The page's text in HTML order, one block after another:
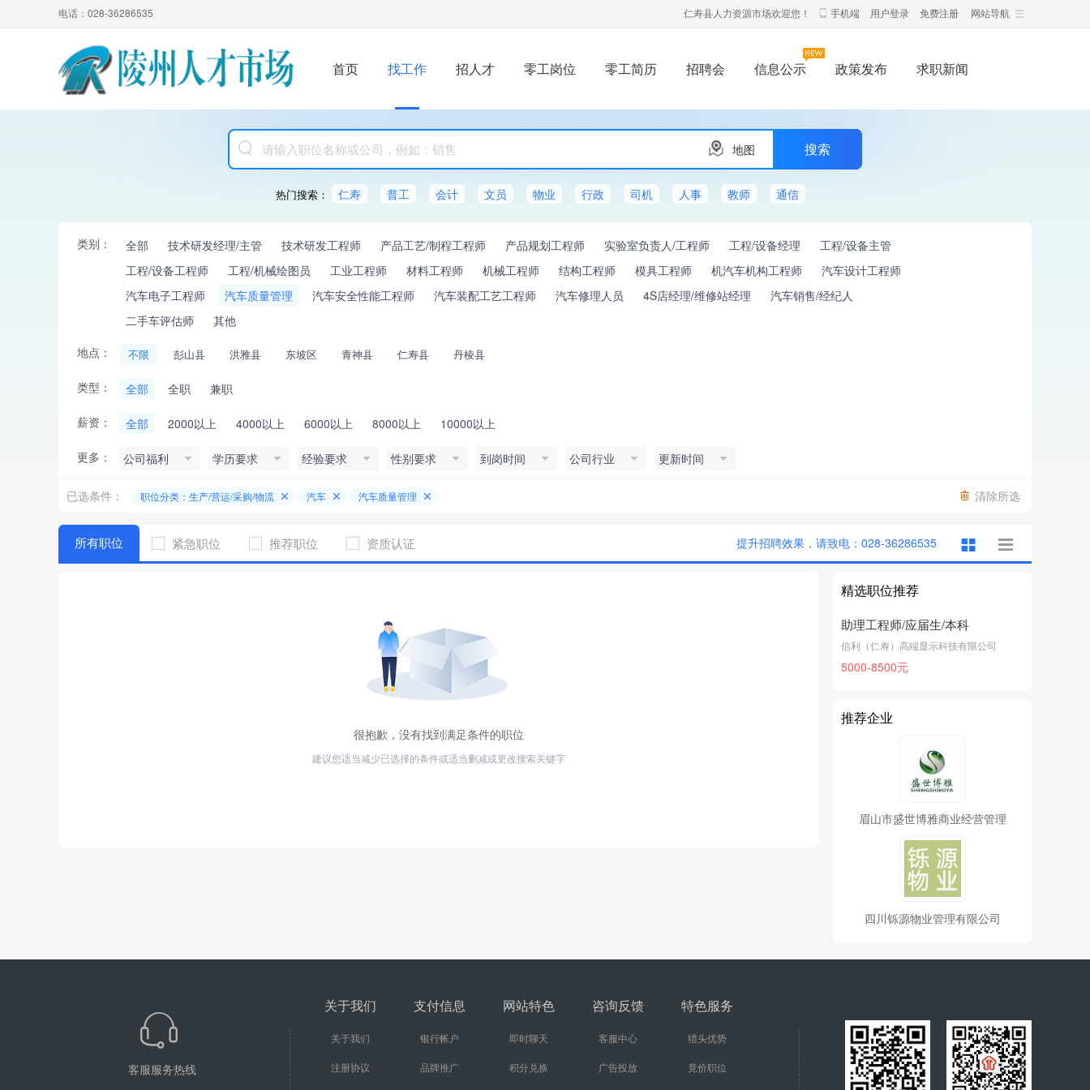
电话：028-36286535 网站导航
仁寿县人力资源市场欢迎您！ 手机端 用户登录 免费注册
首页 找工作 招人才 零工岗位 零工简历 招聘会 信息公示 政策发布 求职新闻
地图
热门搜索： 仁寿 普工 会计 文员 物业 行政 司机 人事 教师 通信
类别： 全部 技术研发经理/主管 技术研发工程师 产品工艺/制程工程师 产品规划工程师 实验室负责人/工程师 工程/设备经理
工程/设备主管
工程/设备工程师
工程/机械绘图员 工业工程师 材料工程师 机械工程师 结构工程师 模具工程师 机汽车机构工程师
汽车设计工程师
汽车电子工程师
汽车质量管理 汽车安全性能工程师 汽车装配工艺工程师 汽车修理人员 4S店经理/维修站经理
汽车销售/经纪人
二手车评估师
其他
地点：
不限 彭山县 洪雅县 东坡区 青神县 仁寿县 丹棱县
类型： 全部 全职 兼职
薪资： 全部 2000以上 4000以上 6000以上 8000以上 10000以上
更多： 公司福利 学历要求 经验要求 性别要求 到岗时间 公司行业 更新时间
清除所选
已选条件： 职位分类：生产/营运/采购/物流 汽车 汽车质量管理
所有职位 紧急职位 推荐职位 资质认证 提升招聘效果，请致电：028-36286535
很抱歉，没有找到满足条件的职位
建议您适当减少已选择的条件或适当删减或更改搜索关键字
精选职位推荐
助理工程师/应届生/本科
信利（仁寿）高端显示科技有限公司
5000-8500元
推荐企业
眉山市盛世博雅商业经营管理
四川铄源物业管理有限公司
客服服务热线
关于我们
关于我们
注册协议
支付信息
银行帐户
品牌推广
网站特色
即时聊天
积分兑换
咨询反馈
客服中心
广告投放
特色服务
猎头优势
竟价职位